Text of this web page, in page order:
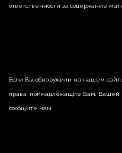
ответственности за содержание
Если Вы обнаружили на нашем
права, принадлежащие Вам, Вашей
сообщите нам.